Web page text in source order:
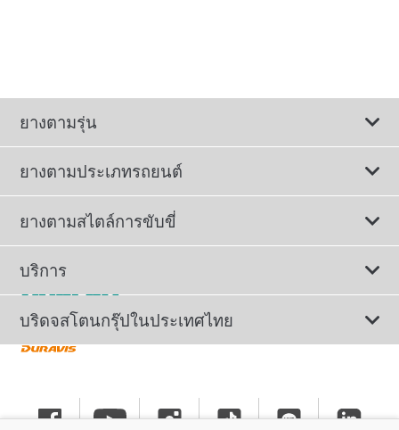
ยางตามรุ่น
ยางตามประเภทรถยนต์
ดูยางทั้งหมด
ยางรถยนต์นั่ง
ยางรถ SUV/CUV/4x4
ยางตามสไตล์การขับขี่
ยางรถยนต์นุ่มเงียบ
ยางสปอร์ตสมรรถนะสูง
ยางรถยนต์ประหยัดน้ำมัน
ยางรถออฟโรด
บริการ
ติดต่อเรา
บริดจสโตนกรุ๊ปในประเทศไทย
ข่าวประชาสัมพันธ์